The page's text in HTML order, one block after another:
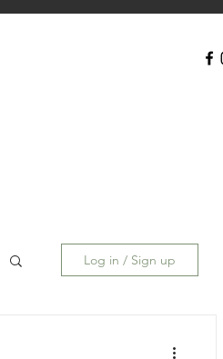
Log in / Sign up